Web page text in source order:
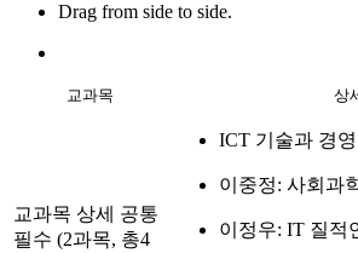
Drag from side to side.
교과목 상
교과목 상세 공통
필수 (2과목, 총4
ICT 기술과 경
이중정: 사회과
이정우: IT 질적